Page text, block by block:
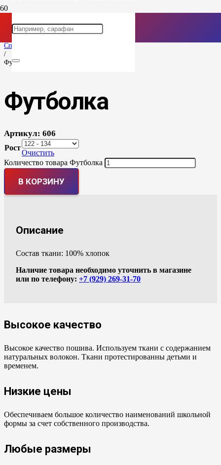
Главная
Спортивная форма
/
Футболка
Футболка
Артикул: 606
Рост
Очистить
Количество товара Футболка
В КОРЗИНУ
Описание
Состав ткани: 100% хлопок
Наличие товара необходимо уточнить в магазине
или по телефону: +7 (929) 269-31-70
Высокое качество
Высокое качество пошива. Используем ткани с содержанием
натуральных волокон. Ткани протестированны детьми и
временем.
Низкие цены
Обеспечиваем большое количество наименований школьной
формы за счет собственного производства.
Любые размеры